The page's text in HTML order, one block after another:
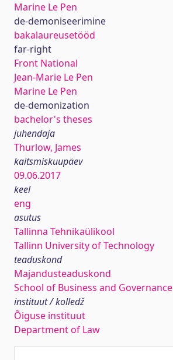
Marine Le Pen
de-demoniseerimine
bakalaureusetööd
far-right
Front National
Jean-Marie Le Pen
Marine Le Pen
de-demonization
bachelor's theses
juhendaja
Thurlow, James
kaitsmiskuupäev
09.06.2017
keel
eng
asutus
Tallinna Tehnikaülikool
Tallinn University of Technology
teaduskond
Majandusteaduskond
School of Business and Governance
instituut / kolledž
Õiguse instituut
Department of Law